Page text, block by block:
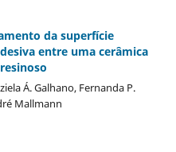
da superfície
entre uma cerâmica
Á. Galhano, Fernanda P.
Mallmann